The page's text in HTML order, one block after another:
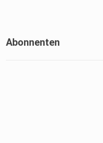
Abonnenten